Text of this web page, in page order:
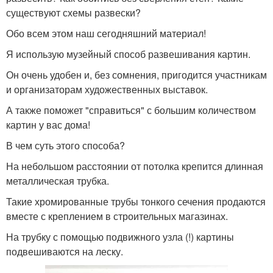
существуют схемы развески?
Обо всем этом наш сегодняшний материал!
Я использую музейный способ развешивания картин.
Он очень удобен и, без сомнения, пригодится участникам
и организаторам художественных выставок.
А также поможет "справиться" с большим количеством
картин у вас дома!
В чем суть этого способа?
На небольшом расстоянии от потолка крепится длинная
металлическая трубка.
Такие хромированные трубы тонкого сечения продаются
вместе с креплением в строительных магазинах.
На трубку с помощью подвижного узла (!) картины
подвешиваются на леску.